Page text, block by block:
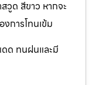
วูด สีขาว หากจะ
การโทนเข้ม
ด ทนฝนและมี